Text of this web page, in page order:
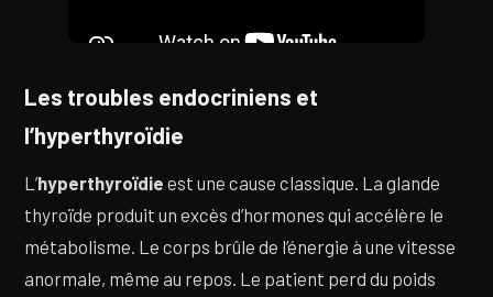
Les troubles endocriniens et
l’hyperthyroïdie
L’hyperthyroïdie est une cause classique. La glande
thyroïde produit un excès d’hormones qui accélère le
métabolisme. Le corps brûle de l’énergie à une vitesse
anormale, même au repos. Le patient perd du poids